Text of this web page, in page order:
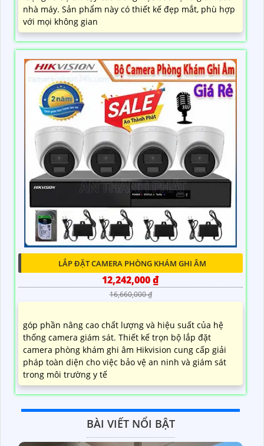
nhà máy. Sản phẩm này có thiết kế đẹp mắt, phù hợp
với mọi không gian
LẮP ĐẶT CAMERA PHÒNG KHÁM GHI ÂM
12,242,000 ₫
16,660,000 ₫
góp phần nâng cao chất lượng và hiệu suất của hệ
thống camera giám sát. Thiết kế trọn bộ lắp đặt
camera phòng khám ghi âm Hikvision cung cấp giải
pháp toàn diện cho việc bảo vệ an ninh và giám sát
trong môi trường y tế
BÀI VIẾT NỔI BẬT